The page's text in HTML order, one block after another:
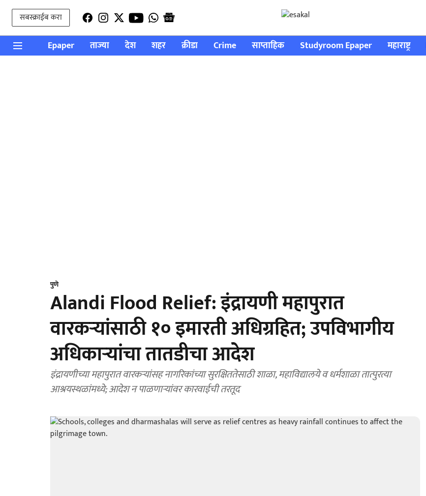
सबस्क्राईब करा
Epaper ताज्या देश शहर क्रीडा Crime साप्ताहिक Studyroom Epaper महाराष्ट्र
पुणे
Alandi Flood Relief: इंद्रायणी महापुरात
वारकऱ्यांसाठी १० इमारती अधिग्रहित; उपविभागीय
अधिकाऱ्यांचा तातडीचा आदेश
इंद्रायणीच्या महापुरात वारकऱ्यांसह नागरिकांच्या सुरक्षिततेसाठी शाळा, महाविद्यालये व धर्मशाळा तात्पुरत्या
आश्रयस्थळांमध्ये; आदेश न पाळणाऱ्यांवर कारवाईची तरतूद